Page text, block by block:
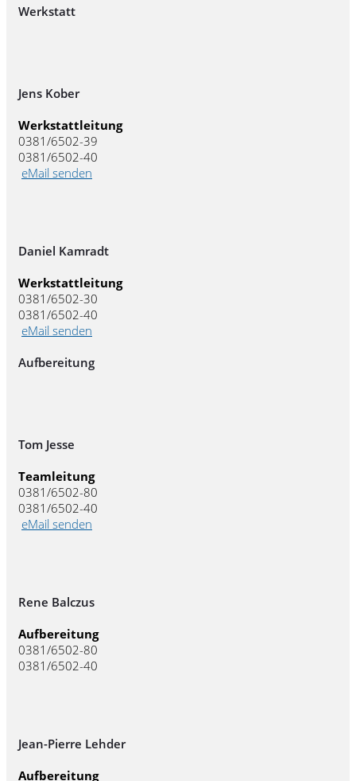
Werkstatt
Jens Kober
Werkstattleitung
0381/6502-39
0381/6502-40
eMail senden
Daniel Kamradt
Werkstattleitung
0381/6502-30
0381/6502-40
eMail senden
Aufbereitung
Tom Jesse
Teamleitung
0381/6502-80
0381/6502-40
eMail senden
Rene Balczus
Aufbereitung
0381/6502-80
0381/6502-40
Jean-Pierre Lehder
Aufbereitung